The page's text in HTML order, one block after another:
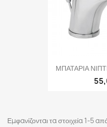
ΜΠΑΤΑΡΙΑ
Εμφανίζονται τα στοιχεία 1-5